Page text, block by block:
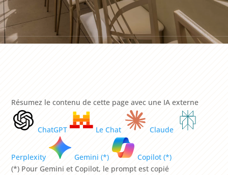
Résumez le contenu de cette page avec une IA externe
ChatGPT Le Chat Claude
Perplexity Gemini (*)
Copilot (*)
(*) Pour Gemini et Copilot, le prompt est copié